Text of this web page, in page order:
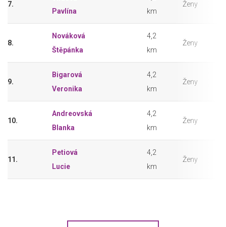
7.
Pavlína
km
Ženy
8.
Nováková
Štěpánka
4,2
km
Ženy
9.
Bigarová
Veronika
4,2
km
Ženy
10.
Andreovská
Blanka
4,2
km
Ženy
11.
Petiová
Lucie
4,2
km
Ženy